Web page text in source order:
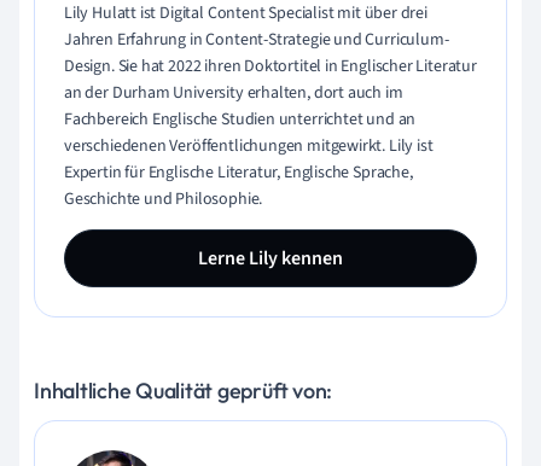
Lily Hulatt ist Digital Content Specialist mit über drei
Jahren Erfahrung in Content-Strategie und Curriculum-
Design. Sie hat 2022 ihren Doktortitel in Englischer Literatur
an der Durham University erhalten, dort auch im
Fachbereich Englische Studien unterrichtet und an
verschiedenen Veröffentlichungen mitgewirkt. Lily ist
Expertin für Englische Literatur, Englische Sprache,
Geschichte und Philosophie.
Lerne Lily kennen
Inhaltliche Qualität geprüft von: